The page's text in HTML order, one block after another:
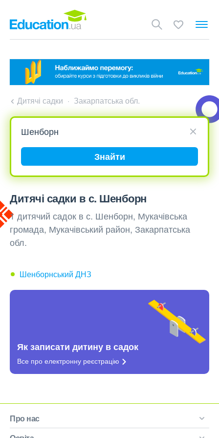
Дитячі садки Закарпатська обл.
Знайти
Дитячі садки в с. Шенборн
1 дитячий садок в с. Шенборн, Мукачівська
громада, Мукачівський район, Закарпатська
обл.
Шенборнський ДНЗ
Як записати дитину в садок
Все про електронну реєстрацію
Про нас